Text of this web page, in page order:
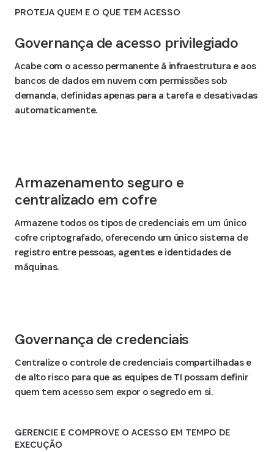
PROTEJA QUEM E O QUE TEM ACESSO
Governança de acesso privilegiado
Acabe com o acesso permanente à infraestrutura e aos
bancos de dados em nuvem com permissões sob
demanda, definidas apenas para a tarefa e desativadas
automaticamente.
Armazenamento seguro e
centralizado em cofre
Armazene todos os tipos de credenciais em um único
cofre criptografado, oferecendo um único sistema de
registro entre pessoas, agentes e identidades de
máquinas.
Governança de credenciais
Centralize o controle de credenciais compartilhadas e
de alto risco para que as equipes de TI possam definir
quem tem acesso sem expor o segredo em si.
GERENCIE E COMPROVE O ACESSO EM TEMPO DE
EXECUÇÃO